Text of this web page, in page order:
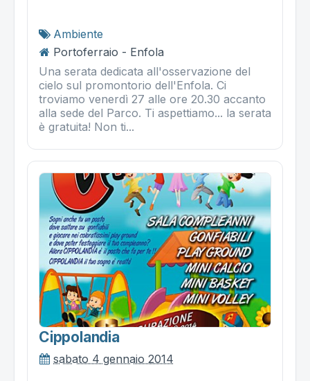
Ambiente
Portoferraio - Enfola
Una serata dedicata all'osservazione del
cielo sul promontorio dell'Enfola. Ci
troviamo venerdì 27 alle ore 20.30 accanto
alla sede del Parco. Ti aspettiamo... la serata
è gratuita! Non ti...
Cippolandia
sabato 4 gennaio 2014